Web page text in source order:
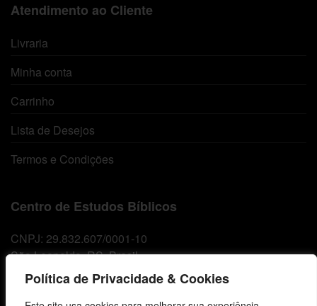
Política de Privacidade & Cookies
Atendimento ao Cliente
Livraria
Minha conta
Carrinho
Lista de Desejos
Termos e Condições
Centro de Estudos Bíblicos
CNPJ: 29.832.607/0001-10
São Leopoldo, RS, Brasil